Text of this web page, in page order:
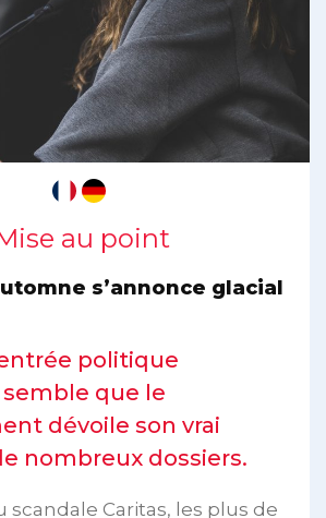
au point
s’annonce glacial
politique
que le
dévoile son vrai
nombreux dossiers.
scandale Caritas, les plus de